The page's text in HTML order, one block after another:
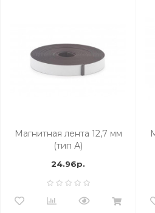
Магнитная лента 12,7 мм
(тип А)
24.96р.